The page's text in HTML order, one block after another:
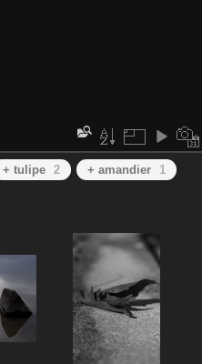
+ tulipe 2 + amandier
1